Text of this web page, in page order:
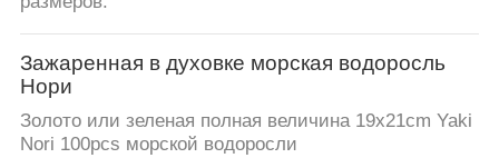
Зажаренная в духовке морская водоросль
Нори
Золото или зеленая полная величина 19x21cm Yaki
Nori 100pcs морской водоросли